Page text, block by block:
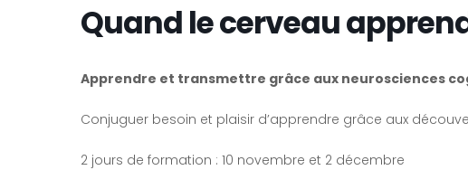
Quand le cerveau
Apprendre et transmettre grâce aux neurosciences
Conjuguer besoin et plaisir d’apprendre grâce aux
2 jours de formation : 10 novembre et 2 décembre